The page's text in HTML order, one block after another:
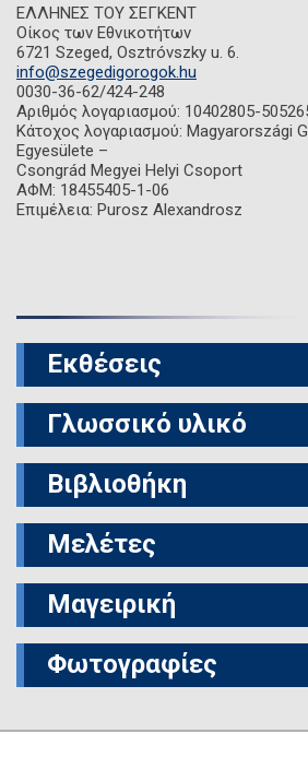
ΕΛΛΗΝΕΣ ΤΟΥ ΣΕΓΚΕΝΤ
Οίκος των Εθνικοτήτων
6721 Szeged, Osztróvszky u. 6.
info@szegedigorogok.hu
0030-36-62/424-248
Αριθμός λογαριασμού: 10402805-
Κάτοχος λογαριασμού: Magyarországi
Egyesülete –
Csongrád Megyei Helyi Csoport
ΑΦΜ: 18455405-1-06
Επιμέλεια: Purosz Alexandrosz
Εκθέσεις
Γλωσσικό υλικό
Βιβλιοθήκη
Μελέτες
Μαγειρική
Φωτογραφίες